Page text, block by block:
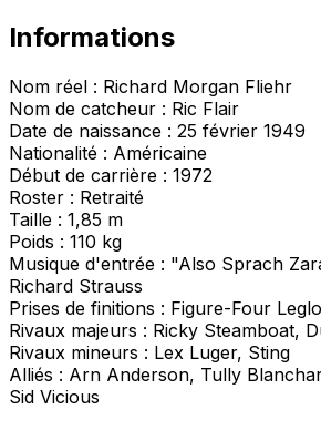
Informations
Nom réel : Richard Morgan Fliehr
Nom de catcheur : Ric Flair
Date de naissance : 25 février 1949
Nationalité : Américaine
Début de carrière : 1972
Roster : Retraité
Taille : 1,85 m
Poids : 110 kg
Musique d'entrée : "Also Sprach
Richard Strauss
Prises de finitions : Figure-Four
Rivaux majeurs : Ricky Steamboat,
Rivaux mineurs : Lex Luger, Sting
Alliés : Arn Anderson, Tully
Sid Vicious